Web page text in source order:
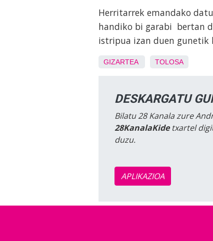
Herritarrek emandako
handiko bi garabi bertan
istripua izan duen gunetik
GIZARTEA TOLOSA
DESKARGATU
Bilatu 28 Kanala zure
28KanalaKidetxartel
duzu.
APLIKAZIOA